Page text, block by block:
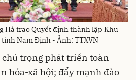
Hà trao Quyết định thành lập Khu
Nam Định - Ảnh: TTXVN
trọng phát triển toàn
hóa-xã hội; đẩy mạnh đào